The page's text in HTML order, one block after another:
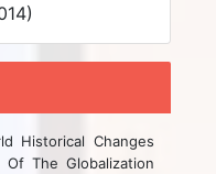
Historical Changes
The Globalization